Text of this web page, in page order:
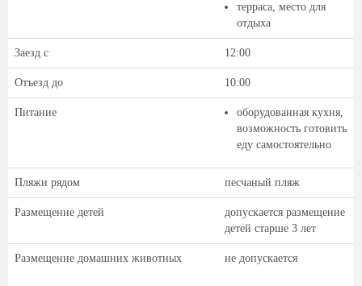
терраса, место для
отдыха
Заезд с 12:00
Отъезд до 10:00
Питание
оборудованная кухня,
возможность готовить
еду самостоятельно
Пляжи рядом песчаный пляж
Размещение детей
допускается размещение
детей старше 3 лет
Размещение домашних животных не допускается